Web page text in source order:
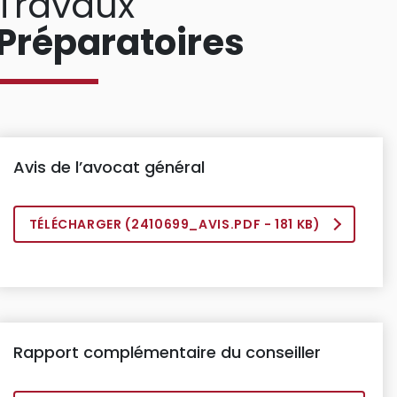
Avis de l’avocat général
TÉLÉCHARGER (2410699_AVIS.PDF - 181 KB)
Rapport complémentaire du conseiller